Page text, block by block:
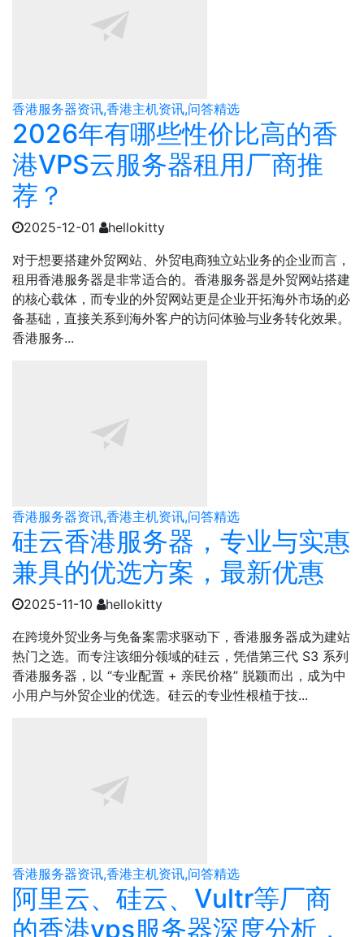
香港服务器资讯,香港主机资讯,问答精选
2026年有哪些性价比高的香
港VPS云服务器租用厂商推
荐？
2025-12-01
hellokitty
对于想要搭建外贸网站、外贸电商独立站业务的企业而言，
租用香港服务器是非常适合的。香港服务器是外贸网站搭建
的核心载体，而专业的外贸网站更是企业开拓海外市场的必
备基础，直接关系到海外客户的访问体验与业务转化效果。
香港服务...
香港服务器资讯,香港主机资讯,问答精选
硅云香港服务器，专业与实惠
兼具的优选方案，最新优惠
2025-11-10
hellokitty
​在跨境外贸业务与免备案需求驱动下，香港服务器成为建站
热门之选。而专注该细分领域的硅云，凭借第三代 S3 系列
香港服务器，以 “专业配置 + 亲民价格” 脱颖而出，成为中
小用户与外贸企业的优选。​硅云的专业性根植于技...
香港服务器资讯,香港主机资讯,问答精选
阿里云、硅云、Vultr等厂商
的香港vps服务器深度分析，